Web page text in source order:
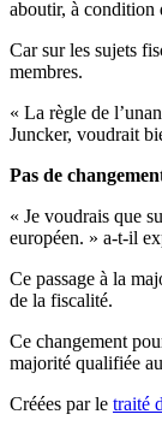
aboutir, à condition
Car sur les sujets
membres.
« La règle de
Juncker, voudrait
Pas de
« Je voudrais que
européen. » a-t-il
Ce passage à la
de la fiscalité.
Ce changement
majorité qualifiée
Créées par le traité